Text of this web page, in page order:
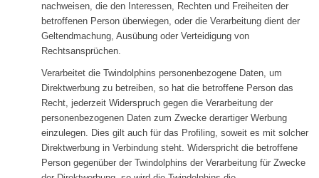
nachweisen, die den Interessen, Rechten und Freiheiten der
betroffenen Person überwiegen, oder die Verarbeitung dient der
Geltendmachung, Ausübung oder Verteidigung von
Rechtsansprüchen.
Verarbeitet die Twindolphins personenbezogene Daten, um
Direktwerbung zu betreiben, so hat die betroffene Person das
Recht, jederzeit Widerspruch gegen die Verarbeitung der
personenbezogenen Daten zum Zwecke derartiger Werbung
einzulegen. Dies gilt auch für das Profiling, soweit es mit solcher
Direktwerbung in Verbindung steht. Widerspricht die betroffene
Person gegenüber der Twindolphins der Verarbeitung für Zwecke